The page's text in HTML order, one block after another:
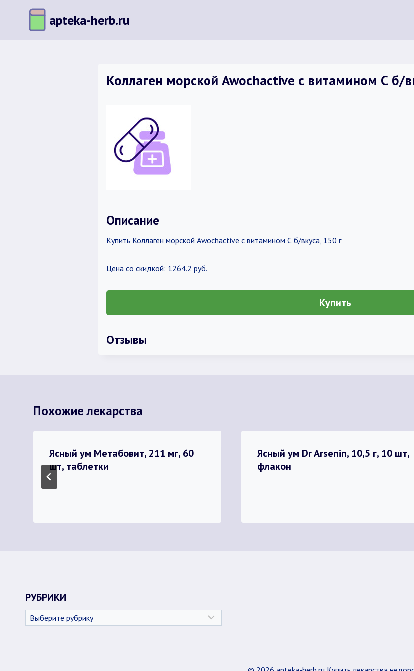
содержимому
apteka-herb.ru
Коллаген морской Awochactive с витамином С б/
Описание
Купить Коллаген морской Awochactive с витамином С б/вкуса, 150 г
Цена со скидкой: 1264.2 руб.
Купить
Отзывы
Похожие лекарства
Ясный ум Метабовит, 211 мг, 60
шт, таблетки
Ясный ум Dr Arsenin, 10,5 г, 10 шт,
флакон
РУБРИКИ
Рубрики